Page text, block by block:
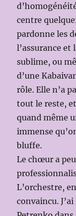
centre
pardonne les
l’assurance et
sublime, ou
d’une
rôle. Elle n’a
tout le reste,
quand même
immense
bluffe.
Le chœur a
L’orchestre,
convaincu.